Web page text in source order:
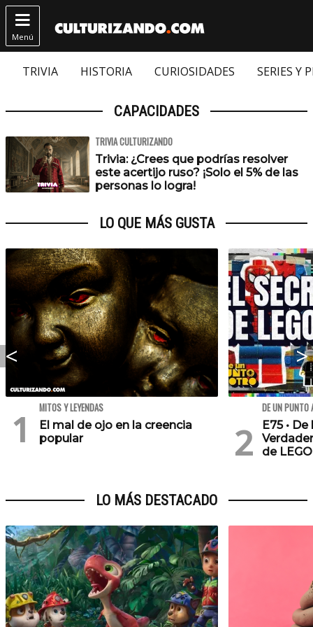

Menú
TRIVIA HISTORIA CURIOSIDADES SERIES Y
CAPACIDADES
TRIVIA CULTURIZANDO
Trivia: ¿Crees que podrías resolver
este acertijo ruso? ¡Solo el 5% de las
personas lo logra!
LO QUE MÁS GUSTA
MITOS Y LEYENDAS
El mal de ojo en la creencia
popular
DE UN PUNTO
E75 •
de
LO MÁS DESTACADO